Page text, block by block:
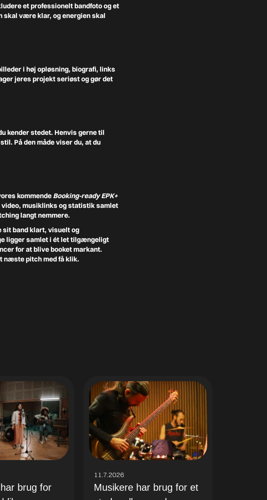
et professionelt bandfoto og et
skal være klar, og energien skal
i høj opløsning, biografi, links
jeres projekt seriøst og gør det
kender stedet. Henvis gerne til
På den måde viser du, at du
kommende Booking-ready EPK+
musiklinks og statistik samlet
langt nemmere.
sit band klart, visuelt og
ligger samlet i ét let tilgængeligt
for at blive booket markant.
næste pitch med få klik.
brug for
11.7.2026
Musikere har brug for et